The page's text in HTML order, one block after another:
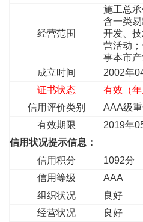
经营范围
施工总
含一类
开发、
营活动
事本市
成立时间
2002年
证书状态
有效（年
信用评价类别
AAA级
有效期限
2019年
信用状况提示信息：
信用积分
1092分
信用等级
AAA
组织状况
良好
经营状况
良好